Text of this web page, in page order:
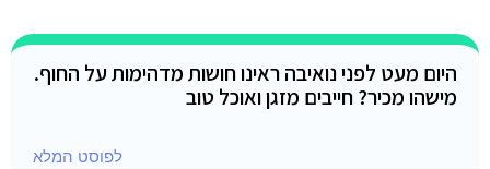
היום מעט לפני נואיבה ראינו חושות מדהימות על החוף.
מישהו מכיר? חייבים מזגן ואוכל טוב
לפוסט המלא